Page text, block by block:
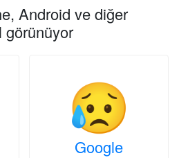
Android ve diğer
görünüyor
Google